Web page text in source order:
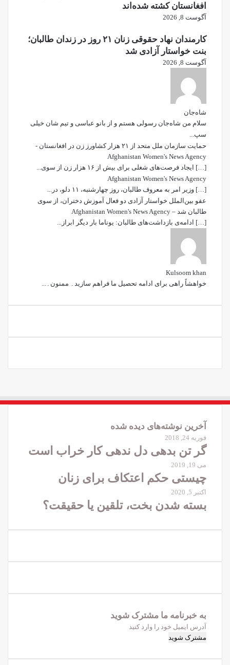
افغانستان کشته شده‌اند
آگوست 8, 2026
کارمندان نهاد حقوقی زنان ۲۱ روز در زندان طالبان؛
بنت خواستار آزادی شد
آگوست 8, 2026
شاه‌جان
سلام من شاه‌جان رسولی هستم و از بانو عباسی و تیم شان خیلی
سپ...
حمایت سازمان ملل متحد از ۲۱ هزار کشاورز زن در افغانستان -
Afghanistan Women's News Agency
[…] ایجاد فرصت‌های شغلی برای بیش از ۱۶ هزار زن از سوی...
Afghanistan Women's News Agency
[…] وزیر امر به معروف طالبان، روز چهارشنبه، ۱۱ دلو، در...
عفو بین‌الملل خواستار آزادی دو فعال آموزش دختران، از سوی
طالبان شد – Afghanistan Women's News Agency
[…] ادامه‌ی بازداشت‌های طالبان: یوناما بار دیگر ابراز...
Kulsoom khan
خواھشاً راھی برای ادامه تحصیل ما فراھم سازید۔ ممنون۔...
آخرین نوشته‌های دیده شده
فوریه 24, 2018
گر تن بدهی دل ندهی کار خراب است
می 19, 2019
چیستی حکم اعتکاف برای زنان
اکتبر 5, 2020
بسته شدن بخت، تلقین یا حقیقت؟
به خبرنامه‌‌ ما مشترک شوید
آدرس
ایمیل
را